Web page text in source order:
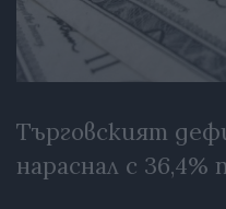
Търговският
нараснал с 36,4%